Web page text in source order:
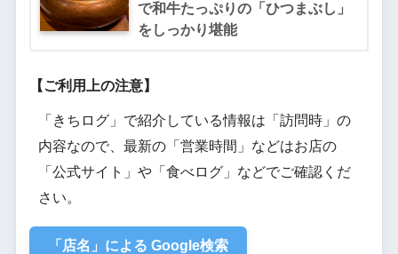
で和牛たっぷりの「ひつまぶし」
をしっかり堪能
【ご利用上の注意】
「きちログ」で紹介している情報は「訪問時」の
内容なので、最新の「営業時間」などはお店の
「公式サイト」や「食べログ」などでご確認くだ
さい。
「店名」による Google検索